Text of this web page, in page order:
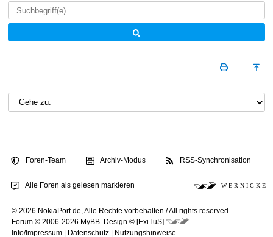
Foren-Team Archiv-Modus RSS-Synchronisation
Alle Foren als gelesen markieren W E R N I C K E
© 2026 NokiaPort.de, Alle Rechte vorbehalten /All rights reserved.
Forum © 2006-2026 MyBB
Design © [ExiTuS]
Info/Impressum
Datenschutz Nutzungshinweise